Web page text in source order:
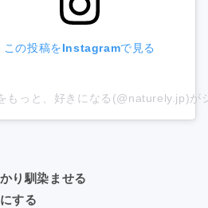
この投稿をInstagramで見る
もっと、好きになる(@naturely.jp)が
り馴染ませる
する